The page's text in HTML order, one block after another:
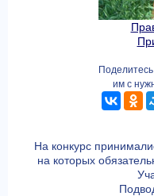
им с
На конкурс
на которых